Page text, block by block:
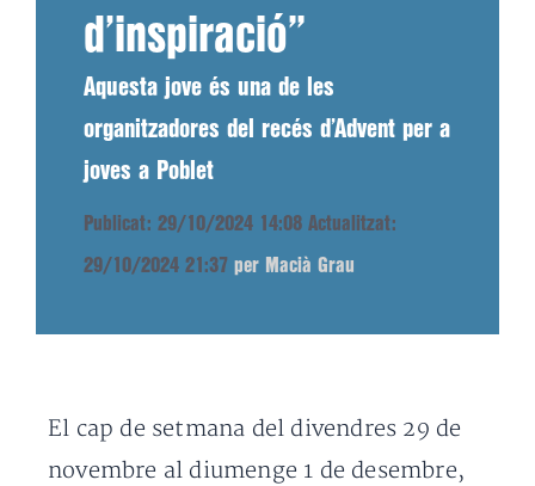
d’inspiració”
Aquesta jove és una de les
organitzadores del recés d’Advent per a
joves a Poblet
Publicat: 29/10/2024 14:08 Actualitzat:
29/10/2024 21:37 per Macià Grau
El cap de setmana del divendres 29 de
novembre al diumenge 1 de desembre,